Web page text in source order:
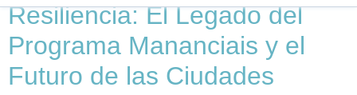
Resiliencia: El Legado del
Programa Mananciais y el
Futuro de las Ciudades